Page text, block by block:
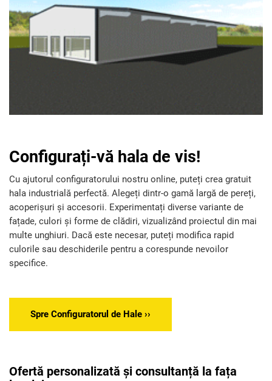
Configurați-vă hala de vis!
Cu ajutorul configuratorului nostru online, puteți crea gratuit
hala industrială perfectă. Alegeți dintr-o gamă largă de pereți,
acoperișuri și accesorii. Experimentați diverse variante de
fațade, culori și forme de clădiri, vizualizând proiectul din mai
multe unghiuri. Dacă este necesar, puteți modifica rapid
culorile sau deschiderile pentru a corespunde nevoilor
specifice.
Spre Configuratorul de Hale ››
Ofertă personalizată și consultanță la fața